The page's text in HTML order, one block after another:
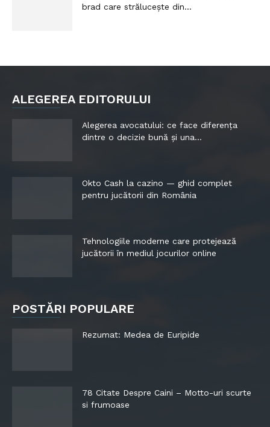
brad care strălucește din...
ALEGEREA EDITORULUI
Alegerea avocatului: ce face diferența
dintre o decizie bună și una...
Okto Cash la cazino — ghid complet
pentru jucătorii din România
Tehnologiile moderne care protejează
jucătorii în mediul jocurilor online
POSTĂRI POPULARE
Rezumat: Medea de Euripide
78 Citate Despre Caini – Motto-uri scurte
si frumoase